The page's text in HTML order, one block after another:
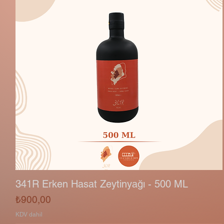
341R Erken Hasat Zeytinyağı - 500 ML
Fiyat
₺900,00
KDV dahil